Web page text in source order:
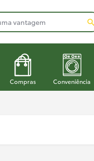
Compras Conveniência